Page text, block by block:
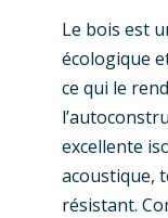
Le bois est
écologique
ce qui le
excellente
acoustique,
résistant.